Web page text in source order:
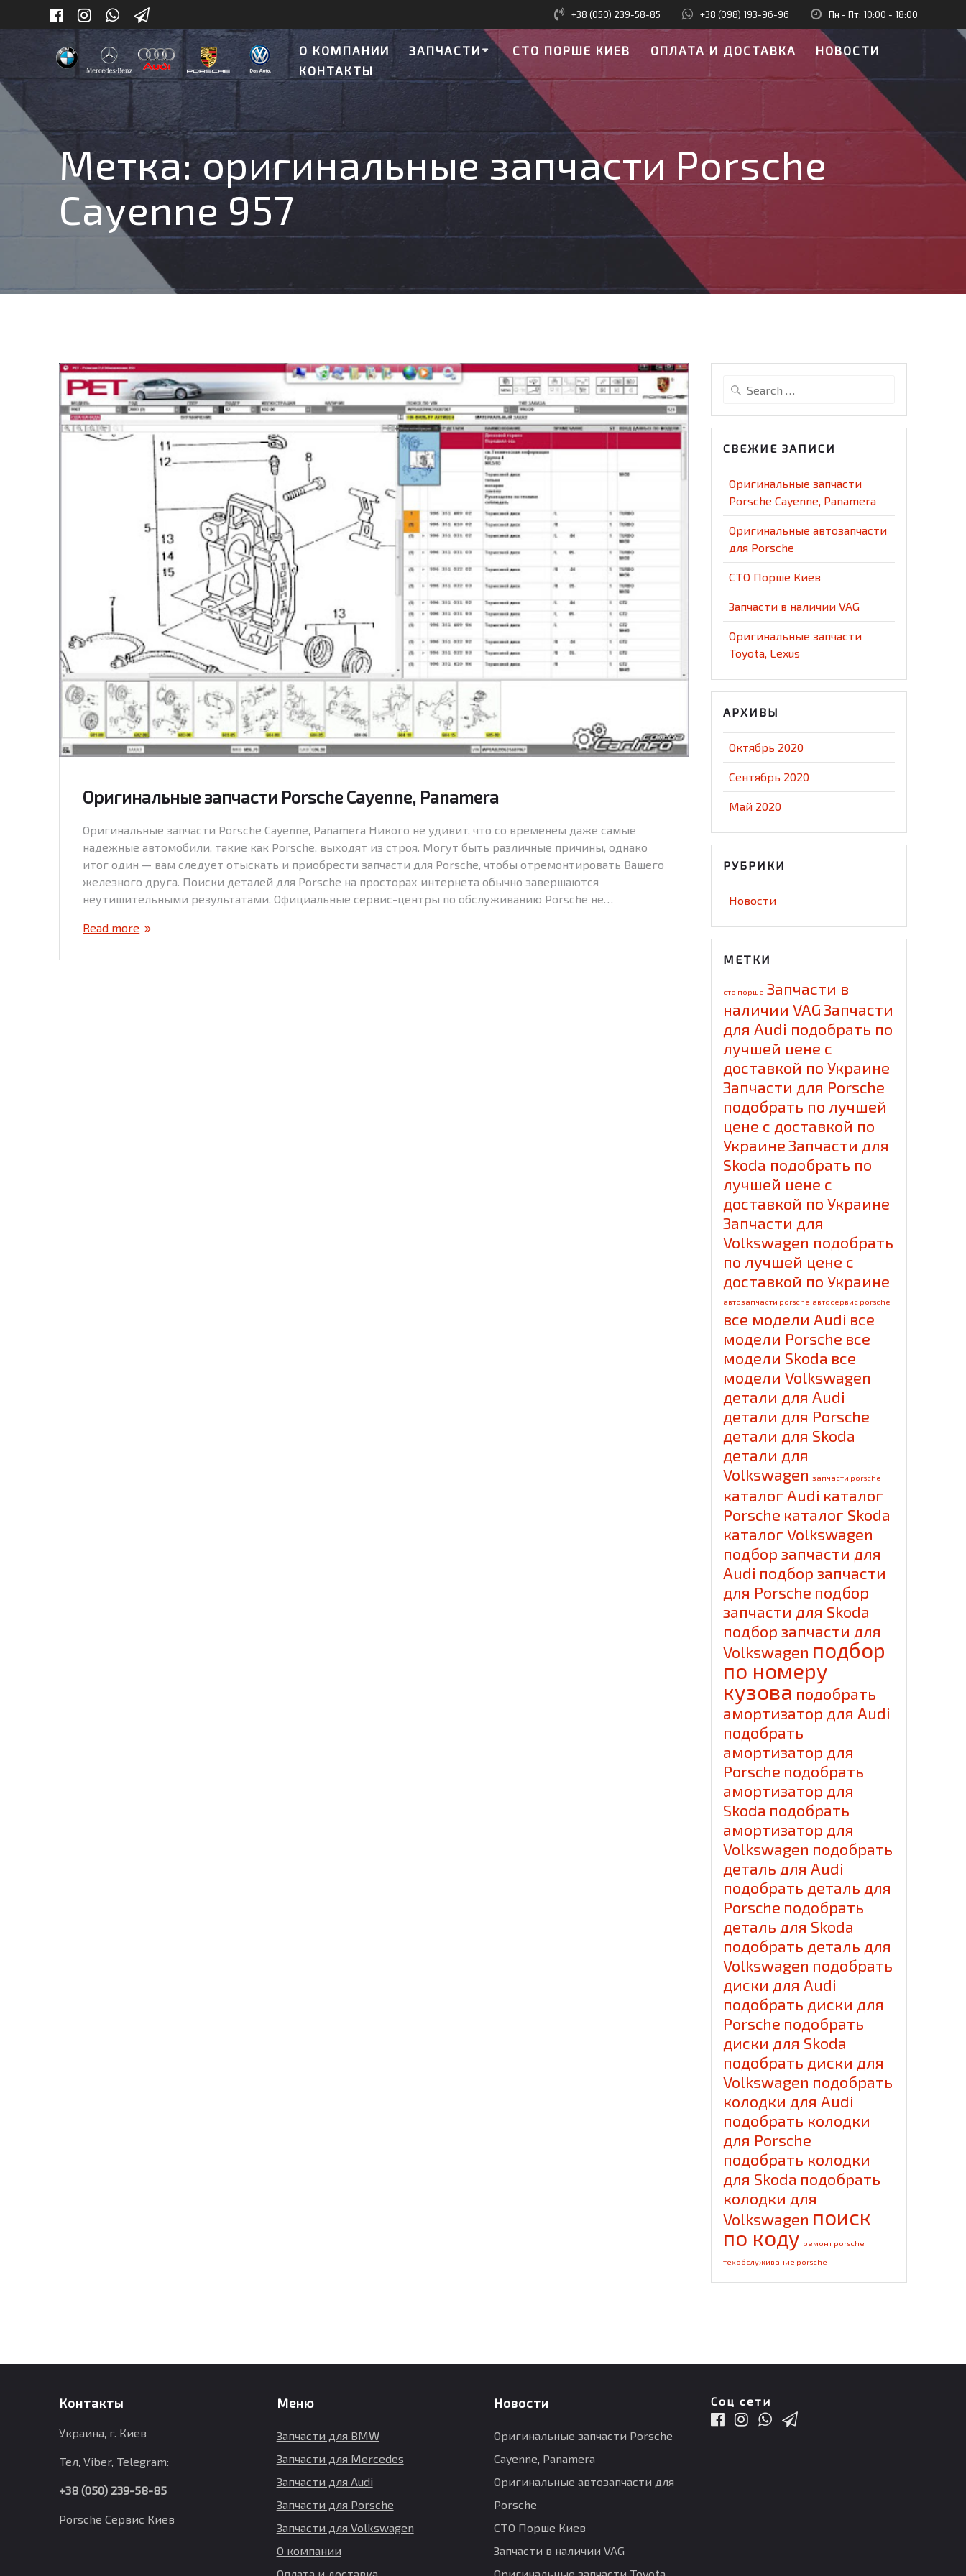
+38 (050) 239-58-85 +38 (098) 193-96-96 Пн - Пт: 10:00 - 18:00
О КОМПАНИИ ЗАПЧАСТИ СТО ПОРШЕ КИЕВ ОПЛАТА И ДОСТАВКА
НОВОСТИ
КОНТАКТЫ
Метка:оригинальные запчасти Porsche
Cayenne 957
Оригинальные запчасти Porsche Cayenne, Panamera
Оригинальные запчасти Porsche Cayenne, Panamera Никого не удивит, что со временем даже самые
надежные автомобили, такие как Porsche, выходят из строя. Могут быть различные причины, однако
итог один — вам следует отыскать и приобрести запчасти для Porsche, чтобы отремонтировать Вашего
железного друга. Поиски деталей для Porsche на просторах интернета обычно завершаются
неутишительными результатами. Официальные сервис-центры по обслуживанию Porsche не…
Read more
Search
СВЕЖИЕ ЗАПИСИ
Оригинальные запчасти
Porsche Cayenne, Panamera
Оригинальные автозапчасти
для Porsche
СТО Порше Киев
Запчасти в наличии VAG
Оригинальные запчасти
Toyota, Lexus
АРХИВЫ
Октябрь 2020
Сентябрь 2020
Май 2020
РУБРИКИ
Новости
МЕТКИ
cто порше Запчасти в
наличии VAG Запчасти
для Audi подобрать по
лучшей цене с
доставкой по Украине
Запчасти для Porsche
подобрать по лучшей
цене с доставкой по
Украине Запчасти для
Skoda подобрать по
лучшей цене с
доставкой по Украине
Запчасти для
Volkswagen подобрать
по лучшей цене с
доставкой по Украине
автозапчасти porsche автосервис porsche
все модели Audi все
модели Porsche все
модели Skoda все
модели Volkswagen
детали для Audi
детали для Porsche
детали для Skoda
детали для
Volkswagen запчасти porsche
каталог Audi каталог
Porsche каталог Skoda
каталог Volkswagen
подбор запчасти для
Audi подбор запчасти
для Porsche подбор
запчасти для Skoda
подбор запчасти для
Volkswagen подбор
по номеру
кузова подобрать
амортизатор для Audi
подобрать
амортизатор для
Porsche подобрать
амортизатор для
Skoda подобрать
амортизатор для
Volkswagen подобрать
деталь для Audi
подобрать деталь для
Porsche подобрать
деталь для Skoda
подобрать деталь для
Volkswagen подобрать
диски для Audi
подобрать диски для
Porsche подобрать
диски для Skoda
подобрать диски для
Volkswagen подобрать
колодки для Audi
подобрать колодки
для Porsche
подобрать колодки
для Skoda подобрать
колодки для
Volkswagen поиск
по коду ремонт porsche
техобслуживание porsche
Контакты
Украина, г. Киев
Тел, Viber, Telegram:
+38 (050) 239-58-85
Porsche Сервис Киев
Меню
Запчасти для BMW
Запчасти для Mercedes
Запчасти для Audi
Запчасти для Porsche
Запчасти для Volkswagen
О компании
Новости
Оригинальные запчасти Porsche
Cayenne, Panamera
Оригинальные автозапчасти для
Porsche
СТО Порше Киев
Запчасти в наличии VAG
Соц сети